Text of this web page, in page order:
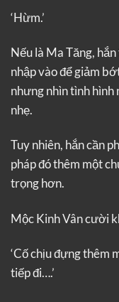
‘Hừm.’
Nếu là Ma Tăng,
nhập vào để giảm
nhưng nhìn tình hình
nhẹ.
Tuy nhiên, hắn cần
pháp đó thêm một
trọng hơn.
Mộc Kinh Vân cười
‘Cố chịu đựng thêm
tiếp đi….’